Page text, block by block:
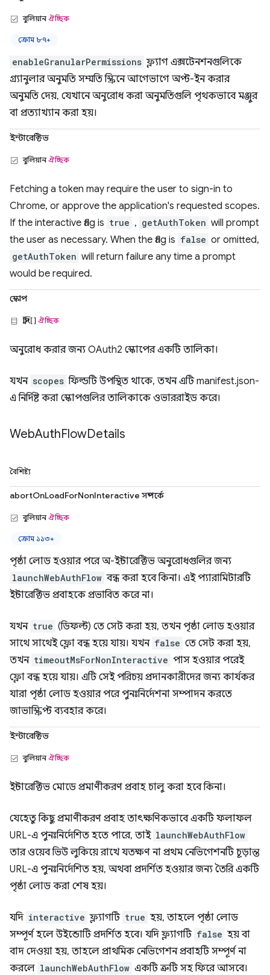
বুলিয়ানঐচ্ছিক
ক্রোম ৮৭+
enableGranularPermissions ফ্ল্যাগ এক্সটেনশনগুলিকে
গ্র্যানুলার অনুমতি সম্মতি স্ক্রিনে আগেভাগে অপ্ট-ইন করার
অনুমতি দেয়, যেখানে অনুরোধ করা অনুমতিগুলি পৃথকভাবে মঞ্জুর
বা প্রত্যাখ্যান করা হয়।
ইন্টারেক্টিভ
বুলিয়ানঐচ্ছিক
Fetching a token may require the user to sign-in to
Chrome, or approve the application's requested scopes.
If the interactive flag is true , getAuthToken will prompt
the user as necessary. When the flag is false or omitted,
getAuthToken will return failure any time a prompt
would be required.
স্কোপ
স্ট্রিং[] ঐচ্ছিক
অনুরোধ করার জন্য OAuth2 স্কোপের একটি তালিকা।
যখন scopes ফিল্ডটি উপস্থিত থাকে, তখন এটি manifest.json-
এ নির্দিষ্ট করা স্কোপগুলির তালিকাকে ওভাররাইড করে।
WebAuthFlowDetails
বৈশিষ্ট্য
abortOnLoadForNonInteractive সম্পর্কে
বুলিয়ানঐচ্ছিক
ক্রোম ১১৩+
পৃষ্ঠা লোড হওয়ার পরে অ-ইন্টারেক্টিভ অনুরোধগুলির জন্য
launchWebAuthFlow বন্ধ করা হবে কিনা। এই প্যারামিটারটি
ইন্টারেক্টিভ প্রবাহকে প্রভাবিত করে না।
যখন true (ডিফল্ট) তে সেট করা হয়, তখন পৃষ্ঠা লোড হওয়ার
সাথে সাথেই ফ্লো বন্ধ হয়ে যায়। যখন false তে সেট করা হয়,
তখন timeoutMsForNonInteractive পাস হওয়ার পরেই
ফ্লো বন্ধ হয়ে যায়। এটি সেই পরিচয় প্রদানকারীদের জন্য কার্যকর
যারা পৃষ্ঠা লোড হওয়ার পরে পুনঃনির্দেশনা সম্পাদন করতে
জাভাস্ক্রিপ্ট ব্যবহার করে।
ইন্টারেক্টিভ
বুলিয়ানঐচ্ছিক
ইন্টারেক্টিভ মোডে প্রমাণীকরণ প্রবাহ চালু করা হবে কিনা।
যেহেতু কিছু প্রমাণীকরণ প্রবাহ তাৎক্ষণিকভাবে একটি ফলাফল
URL-এ পুনঃনির্দেশিত হতে পারে, তাই launchWebAuthFlow
তার ওয়েব ভিউ লুকিয়ে রাখে যতক্ষণ না প্রথম নেভিগেশনটি চূড়ান্ত
URL-এ পুনঃনির্দেশিত হয়, অথবা প্রদর্শিত হওয়ার জন্য তৈরি একটি
পৃষ্ঠা লোড করা শেষ হয়।
যদি interactive ফ্ল্যাগটি true হয়, তাহলে পৃষ্ঠা লোড
সম্পূর্ণ হলে উইন্ডোটি প্রদর্শিত হবে। যদি ফ্ল্যাগটি false হয় বা
বাদ দেওয়া হয়, তাহলে প্রাথমিক নেভিগেশন প্রবাহটি সম্পূর্ণ না
করলে launchWebAuthFlow একটি ত্রুটি সহ ফিরে আসবে।